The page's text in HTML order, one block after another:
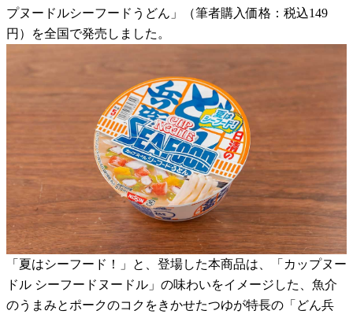
プヌードルシーフードうどん」（筆者購入価格：税込149
円）を全国で発売しました。
「夏はシーフード！」と、登場した本商品は、「カップヌー
ドル シーフードヌードル」の味わいをイメージした、魚介
のうまみとポークのコクをきかせたつゆが特長の「どん兵